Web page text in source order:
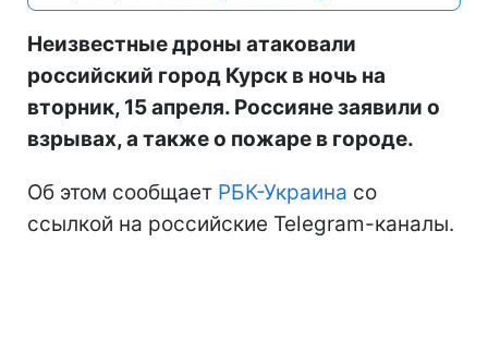
Неизвестные дроны атаковали
российский город Курск в ночь на
вторник, 15 апреля. Россияне заявили о
взрывах, а также о пожаре в городе.
Об этом сообщает РБК-Украина со
ссылкой на российские Telegram-каналы.